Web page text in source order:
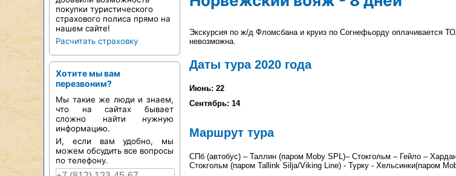
покупки туристического
страхового полиса прямо на
нашем сайте!
Расчитать страховку
Хотите мы вам
перезвоним?
Мы такие же люди и знаем,
что на сайтах бывает
сложно найти нужную
информацию.
И, если вам удобно, мы
можем обсудить все вопросы
по телефону.
Экскурсия по ж/д Фломсбана и круиз по Согнефьорду оплачивается
невозможна.
Даты тура 2020 года
Июнь: 22
Сентябрь: 14
Маршрут тура
СПб (автобус) – Таллин (паром Moby SPL)– Стокгольм – Гейло –
Стокгольм (паром Tallink Silja/Viking Line) - Турку - Хельсинки(паром